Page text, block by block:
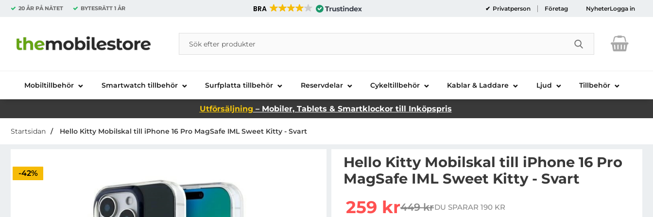
20 ÅR PÅ NÄTET BYTESRÄTT 1 ÅR BRA Privatperson Företag NyheterLogga in
Startsidan för Danira Telecom AB
Sök
Sök på Danira Telecom AB
Genomför
Mobiltillbehör Smartwatch tillbehör Surfplatta tillbehör Reservdelar Cykeltillbehör Kablar & Laddare Ljud Tillbehör
Utförsäljning – Mobiler, Tablets & Smartklockor till Inköpspris
Startsidan Hello Kitty Mobilskal till iPhone 16 Pro MagSafe IML Sweet Kitty - Svart
Priset är nedsatt med
-42%
Hello Kitty Mobilskal till iPhone 16 Pro
MagSafe IML Sweet Kitty - Svart
rea pris
259 krtidigare pris
449 krDU SPARAR 190 KR